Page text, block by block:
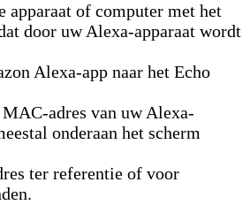
apparaat of computer met het
door uw Alexa-apparaat wordt
Alexa-app naar het Echo
adres van uw Alexa-
onderaan het scherm
ter referentie of voor